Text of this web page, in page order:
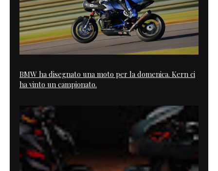
BMW ha disegnato una moto per la domenica. Kern ci
ha vinto un campionato.